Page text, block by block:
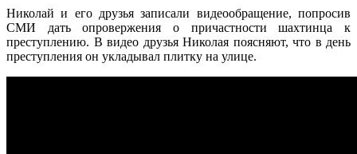
Николай и его друзья записали видеообращение, попросив
СМИ дать опровержения о причастности шахтинца к
преступлению. В видео друзья Николая поясняют, что в день
преступления он укладывал плитку на улице.